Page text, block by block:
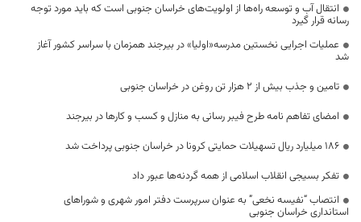
انتقال آب و توسعه راه‌ها از اولویت‌های خراسان جنوبی است که باید مورد توجه
رسانه قرار گیرد
عملیات اجرایی نخستین مدرسه«اولیا» در بیرجند همزمان با سراسر کشور آغاز
شد
تامین و جذب بیش از ۲ هزار تن روغن در خراسان جنوبی
امضای تفاهم نامه طرح فیبر رسانی به منازل و کسب و کارها در بیرجند
۱۸۶ میلیارد ریال تسهیلات حمایتی کرونا در خراسان جنوبی پرداخت شد
تفکر بسیجی انقلاب اسلامی از همه گردنه‌ها عبور داد
انتصاب “نفیسه نخعی” به عنوان سرپرست دفتر امور شهری و شوراهای
استانداری خراسان جنوبی